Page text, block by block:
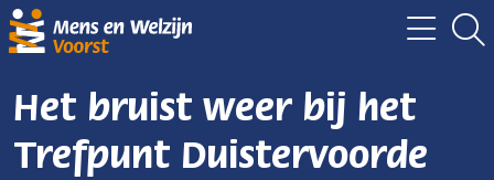
Het bruist weer bij het
Trefpunt Duistervoorde